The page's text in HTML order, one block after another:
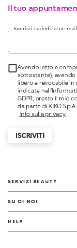
Il tuo
Inserisci tuo indirizzo e-mail
Avendo letto e
sottostante), avendo
libero e revocabile
indicate
GDPR, presto il mio
da parte di KIKO S.p.A.
Info sulla privacy
ISCRIVITI
SERVIZI BEAUTY
SU DI NOI
HELP